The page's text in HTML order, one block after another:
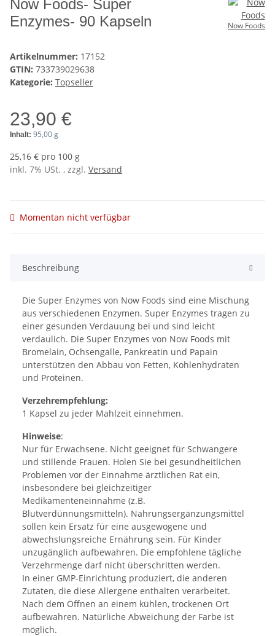
Now Foods
Now Foods- Super
Enzymes- 90 Kapseln
Artikelnummer: 17152
GTIN: 733739029638
Kategorie: Topseller
23,90 €
Inhalt: 95,00 g
25,16 € pro 100 g
inkl. 7% USt. , zzgl. Versand
Momentan nicht verfügbar
Beschreibung
Die Super Enzymes von Now Foods sind eine Mischung
aus verschiedenen Enzymen. Super Enzymes tragen zu
einer gesunden Verdauung bei und sind leicht
verdaulich. Die Super Enzymes von Now Foods mit
Bromelain, Ochsengalle, Pankreatin und Papain
unterstützen den Abbau von Fetten, Kohlenhydraten
und Proteinen.
Verzehrempfehlung:
1 Kapsel zu jeder Mahlzeit einnehmen.
Hinweise:
Nur für Erwachsene. Nicht geeignet für Schwangere
und stillende Frauen. Holen Sie bei gesundheitlichen
Problemen vor der Einnahme ärztlichen Rat ein,
insbesondere bei gleichzeitiger
Medikamenteneinnahme (z.B.
Blutverdünnungsmitteln). Nahrungsergänzungsmittel
sollen kein Ersatz für eine ausgewogene und
abwechslungsreiche Ernährung sein. Für Kinder
unzugänglich aufbewahren. Die empfohlene tägliche
Verzehrmenge darf nicht überschritten werden.
In einer GMP-Einrichtung produziert, die anderen
Zutaten, die diese Allergene enthalten verarbeitet.
Nach dem Öffnen an einem kühlen, trockenen Ort
aufbewahren. Natürliche Abweichung der Farbe ist
möglich.